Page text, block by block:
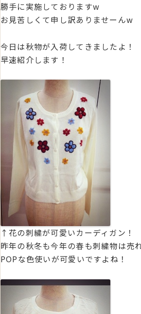
勝手に実施しておりますw
お見苦しくて申し訳ありませーんw
今日は秋物が入荷してきましたよ！
早速紹介します！
↑花の刺繍が可愛いカーディガン！
昨年の秋冬も今年の春も刺繍物は売
POPな色使いが可愛いですよね！